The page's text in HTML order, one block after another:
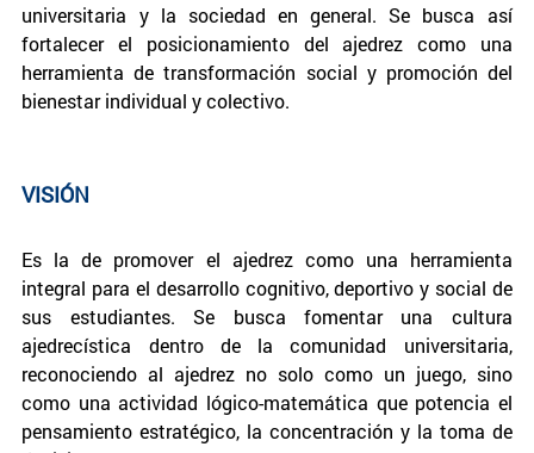
universitaria y la sociedad en general. Se busca así
fortalecer el posicionamiento del ajedrez como una
herramienta de transformación social y promoción del
bienestar individual y colectivo.
VISIÓN
Es la de promover el ajedrez como una herramienta
integral para el desarrollo cognitivo, deportivo y social de
sus estudiantes. Se busca fomentar una cultura
ajedrecística dentro de la comunidad universitaria,
reconociendo al ajedrez no solo como un juego, sino
como una actividad lógico-matemática que potencia el
pensamiento estratégico, la concentración y la toma de